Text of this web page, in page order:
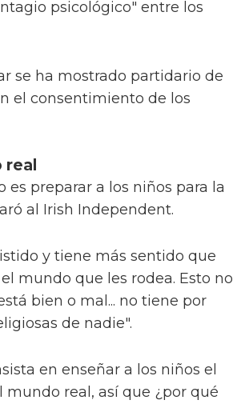
psicológico" entre los
se ha mostrado partidario de
el consentimiento de los
preparar a los niños para la
al Irish Independent.
y tiene más sentido que
mundo que les rodea. Esto no
bien o mal... no tiene por
de nadie".
en enseñar a los niños el
mundo real, así que ¿por qué